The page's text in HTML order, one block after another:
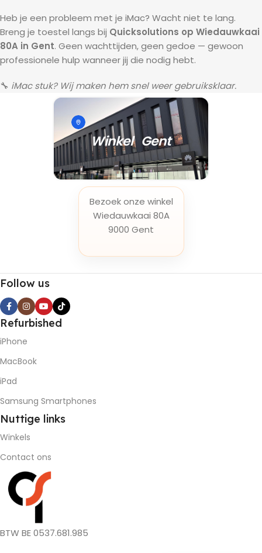
Heb je een probleem met je iMac? Wacht niet te lang.
Breng je toestel langs bij Quicksolutions op Wiedauwkaai
80A in Gent. Geen wachttijden, geen gedoe — gewoon
professionele hulp wanneer jij die nodig hebt.
🔧 iMac stuk? Wij maken hem snel weer gebruiksklaar.
Winkel Gent
Bezoek onze winkel
Wiedauwkaai 80A
9000 Gent
Follow us
Refurbished
iPhone
MacBook
iPad
Samsung Smartphones
Nuttige links
Winkels
Contact ons
BTW BE 0537.681.985